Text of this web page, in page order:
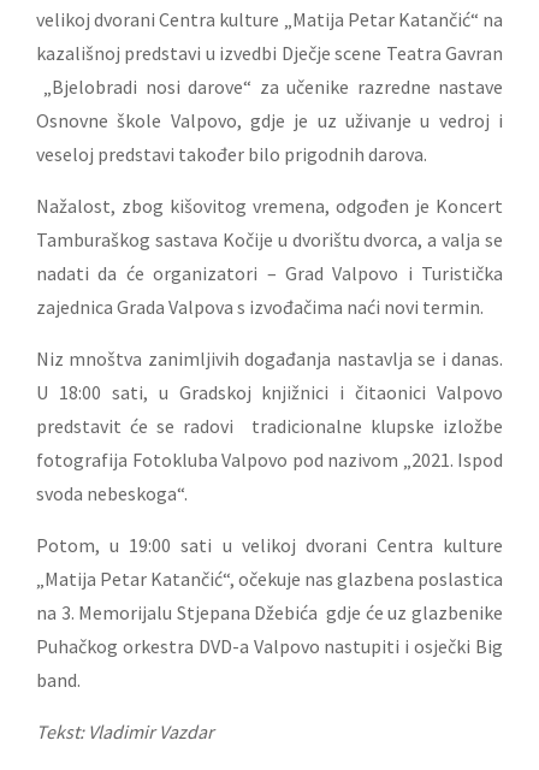
velikoj dvorani Centra kulture „Matija Petar Katančić“ na
kazališnoj predstavi u izvedbi Dječje scene Teatra Gavran
„Bjelobradi nosi darove“ za učenike razredne nastave
Osnovne škole Valpovo, gdje je uz uživanje u vedroj i
veseloj predstavi također bilo prigodnih darova.
Nažalost, zbog kišovitog vremena, odgođen je Koncert
Tamburaškog sastava Kočije u dvorištu dvorca, a valja se
nadati da će organizatori – Grad Valpovo i Turistička
zajednica Grada Valpova s izvođačima naći novi termin.
Niz mnoštva zanimljivih događanja nastavlja se i danas.
U 18:00 sati, u Gradskoj knjižnici i čitaonici Valpovo
predstavit će se radovi tradicionalne klupske izložbe
fotografija Fotokluba Valpovo pod nazivom „2021. Ispod
svoda nebeskoga“.
Potom, u 19:00 sati u velikoj dvorani Centra kulture
„Matija Petar Katančić“, očekuje nas glazbena poslastica
na 3. Memorijalu Stjepana Džebića gdje će uz glazbenike
Puhačkog orkestra DVD-a Valpovo nastupiti i osječki Big
band.
Tekst: Vladimir Vazdar